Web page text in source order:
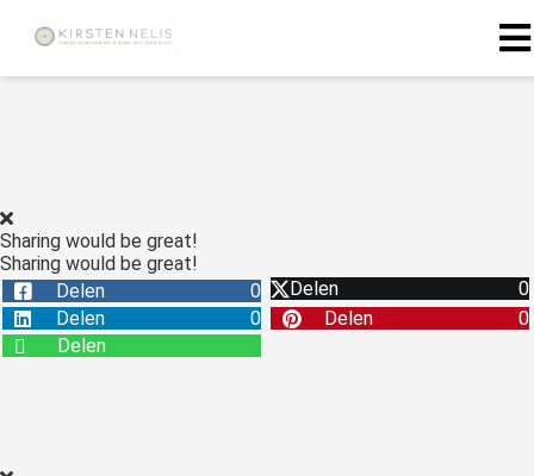
Sharing would be great!
Sharing would be great!
Delen
0 Delen
0
Delen
0 Delen
0
Delen
zijn